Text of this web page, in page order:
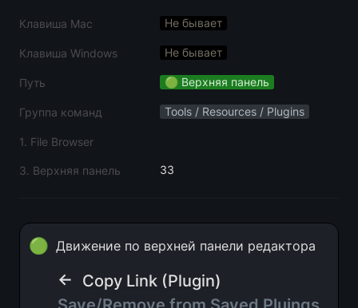
Клавиша Mac Не бывает
Клавиша Windows Не бывает
Путь 🟢 Верхняя панель
Группа команд Tools / Resources / Plugins
1. File Browser
3. Верхняя панель 33
🟢 Движение по верхней панели редактора
←
Copy Link (Plugin)